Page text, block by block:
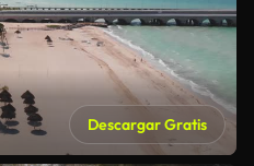
Descargar Gratis